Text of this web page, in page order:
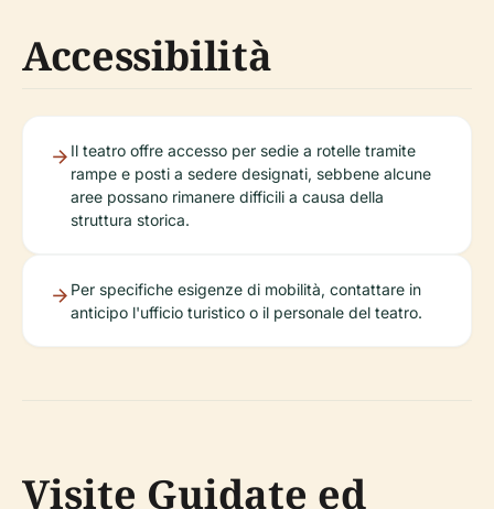
Accessibilità
Il teatro offre accesso per sedie a rotelle tramite
rampe e posti a sedere designati, sebbene alcune
aree possano rimanere difficili a causa della
struttura storica.
Per specifiche esigenze di mobilità, contattare in
anticipo l'ufficio turistico o il personale del teatro.
Visite Guidate ed